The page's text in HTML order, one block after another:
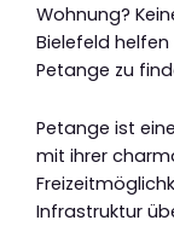
Wohnung?
Bielefeld
Petange zu
Petange ist
mit ihrer
Infrastruktur